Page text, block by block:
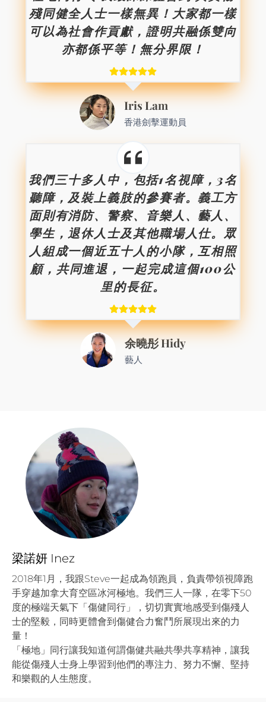
殘同健全人士一樣無異！大家都一樣
可以為社會作貢獻，證明共融係雙向
亦都係平等！無分界限！
Iris Lam
香港劍擊運動員
我們三十多人中，包括1名視障，3名
聽障，及裝上義肢的參賽者。義工方
面則有消防、警察、音樂人、藝人、
學生，退休人士及其他職場人仕。眾
人組成一個近五十人的小隊，互相照
顧，共同進退，一起完成這個100公
里的長征。
余曉彤 Hidy
藝人
梁諾妍 Inez
2018年1月，我跟Steve一起成為領跑員，負責帶領視障跑
手穿越加拿大育空區冰河極地。我們三人一隊，在零下50
度的極端天氣下「傷健同行」，切切實實地感受到傷殘人
士的堅毅，同時更體會到傷健合力奮鬥所展現出來的力
量！
「極地」同行讓我知道何謂傷健共融共學共享精神，讓我
能從傷殘人士身上學習到他們的專注力、努力不懈、堅持
和樂觀的人生態度。